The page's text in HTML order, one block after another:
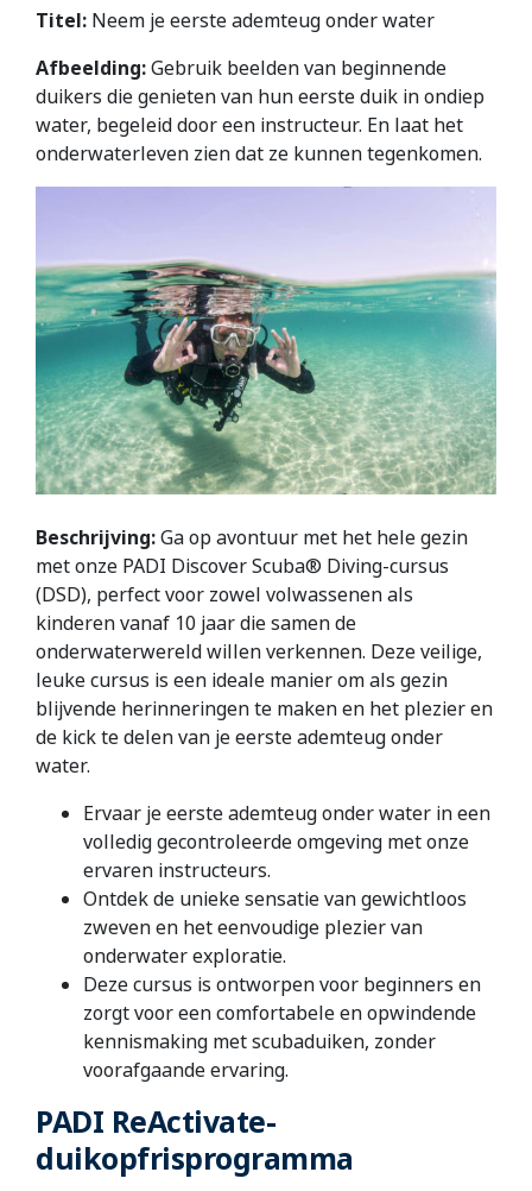
Titel: Neem je eerste ademteug onder water
Afbeelding:Gebruik beelden van beginnende
duikers die genieten van hun eerste duik in ondiep
water, begeleid door een instructeur. En laat het
onderwaterleven zien dat ze kunnen tegenkomen.
Beschrijving:Ga op avontuur met het hele gezin
met onze PADI Discover Scuba® Diving-cursus
(DSD), perfect voor zowel volwassenen als
kinderen vanaf 10 jaar die samen de
onderwaterwereld willen verkennen. Deze veilige,
leuke cursus is een ideale manier om als gezin
blijvende herinneringen te maken en het plezier en
de kick te delen van je eerste ademteug onder
water.
Ervaar je eerste ademteug onder water in een
volledig gecontroleerde omgeving met onze
ervaren instructeurs.
Ontdek de unieke sensatie van gewichtloos
zweven en het eenvoudige plezier van
onderwater exploratie.
Deze cursus is ontworpen voor beginners en
zorgt voor een comfortabele en opwindende
kennismaking met scubaduiken, zonder
voorafgaande ervaring.
PADI ReActivate-
duikopfrisprogramma